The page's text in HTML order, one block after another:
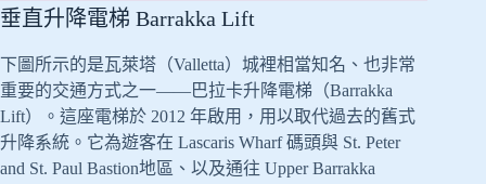
垂直升降電梯 Barrakka Lift
下圖所示的是瓦萊塔（Valletta）城裡相當知名、也非常
重要的交通方式之一——巴拉卡升降電梯（Barrakka
Lift）。這座電梯於 2012 年啟用，用以取代過去的舊式
升降系統。它為遊客在 Lascaris Wharf 碼頭與 St. Peter
and St. Paul Bastion地區、以及通往 Upper Barrakka